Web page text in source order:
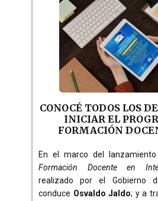
CONOCÉ TODOS LOS
INICIAR EL
FORMACIÓN
En el marco del
Formación Docente en
realizado por el Gobierno
conduce Osvaldo Jaldo; y a